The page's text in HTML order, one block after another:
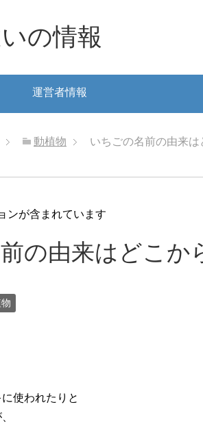
の情報
運営者情報
動植物 いちごの名前の由来
ンが含まれています
の由来はどこか
使われたりと